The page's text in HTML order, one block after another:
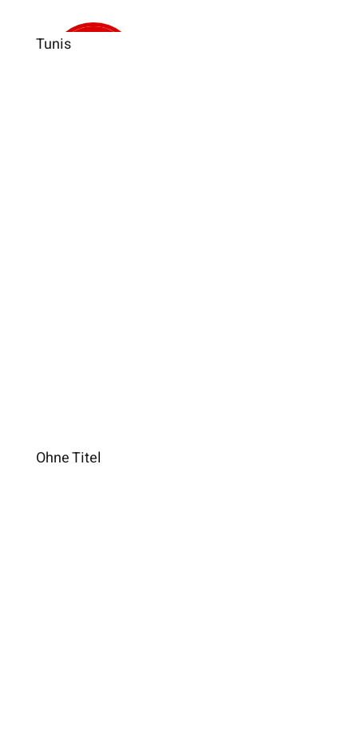
Tunis
Ohne Titel